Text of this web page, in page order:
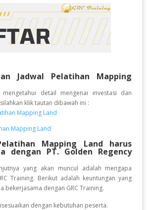
Jadwal Pelatihan Mapping
detail mengenai investasi dan
klik tautan dibawah ini :
Mapping Land
Mapping Land
Mapping Land harus
dengan PT. Golden Regency
yang akan muncul adalah mengapa
Training. Berikut adalah keuntungan yang
bekerjasama dengan GRC Training.
dengan kebutuhan peserta.